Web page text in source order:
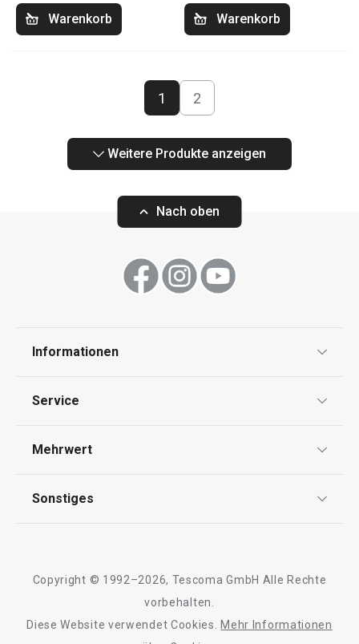
Warenkorb Warenkorb
1 2
Weitere Produkte anzeigen
Nach oben
Informationen
Impressum
Service
Kontaktformular
Mehrwert
Qualität
Sonstiges
Barrierefreiheit
Copyright © 1992–2026, Tescoma GmbH Alle Rechte
vorbehalten.
Diese Website verwendet Cookies.
Mehr Informationen